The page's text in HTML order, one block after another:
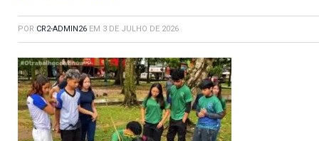
POR CR2-ADMIN26 EM 3 DE JULHO DE 2026